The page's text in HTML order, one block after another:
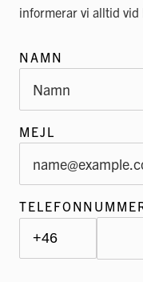
informerar vi alltid vid
NAMN
MEJL